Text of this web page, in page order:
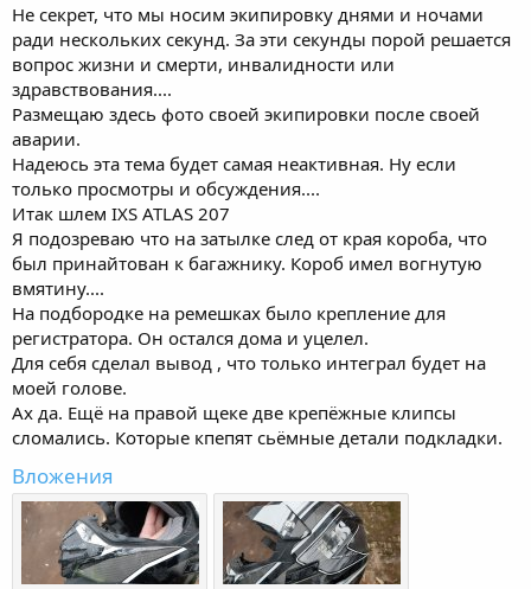
Не секрет, что мы носим экипировку днями и ночами
ради нескольких секунд. За эти секунды порой решается
вопрос жизни и смерти, инвалидности или
здравствования....
Размещаю здесь фото своей экипировки после своей
аварии.
Надеюсь эта тема будет самая неактивная. Ну если
только просмотры и обсуждения....
Итак шлем IXS ATLAS 207
Я подозреваю что на затылке след от края короба, что
был принайтован к багажнику. Короб имел вогнутую
вмятину....
На подбородке на ремешках было крепление для
регистратора. Он остался дома и уцелел.
Для себя сделал вывод , что только интеграл будет на
моей голове.
Ах да. Ещё на правой щеке две крепёжные клипсы
сломались. Которые кпепят сьёмные детали подкладки.
Вложения